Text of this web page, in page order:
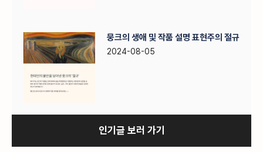
뭉크의 생애 및 작품 설명 표현주의 절규
2024-08-05
인기글 보러 가기